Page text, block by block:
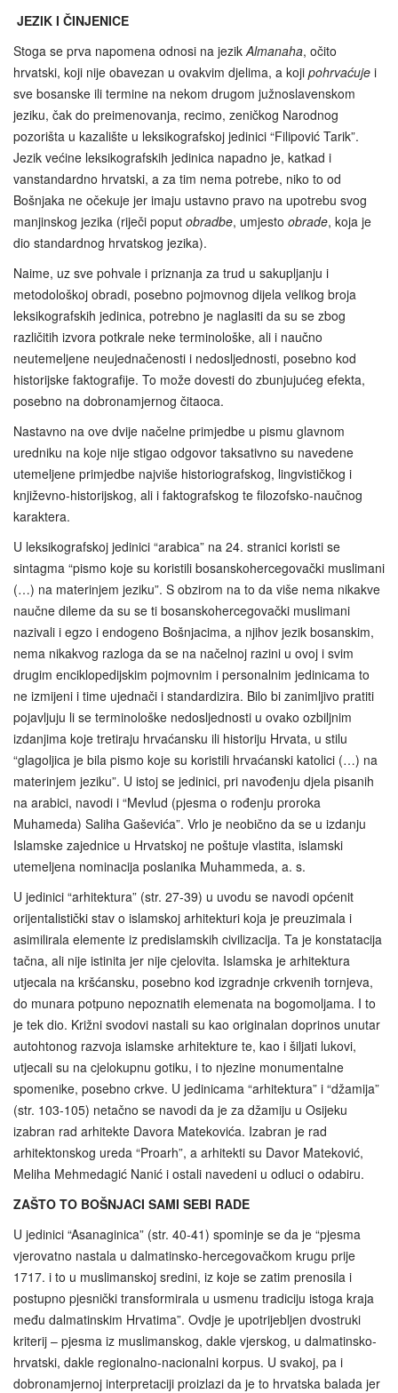
JEZIK I ČINJENICE
Stoga se prva napomena odnosi na jezik Almanaha, očito
hrvatski, koji nije obavezan u ovakvim djelima, a koji pohrvaćuje i
sve bosanske ili termine na nekom drugom južnoslavenskom
jeziku, čak do preimenovanja, recimo, zeničkog Narodnog
pozorišta u kazalište u leksikografskoj jedinici “Filipović Tarik”.
Jezik većine leksikografskih jedinica napadno je, katkad i
vanstandardno hrvatski, a za tim nema potrebe, niko to od
Bošnjaka ne očekuje jer imaju ustavno pravo na upotrebu svog
manjinskog jezika (riječi poput obradbe, umjesto obrade, koja je
dio standardnog hrvatskog jezika).
Naime, uz sve pohvale i priznanja za trud u sakupljanju i
metodološkoj obradi, posebno pojmovnog dijela velikog broja
leksikografskih jedinica, potrebno je naglasiti da su se zbog
različitih izvora potkrale neke terminološke, ali i naučno
neutemeljene neujednačenosti i nedosljednosti, posebno kod
historijske faktografije. To može dovesti do zbunjujućeg efekta,
posebno na dobronamjernog čitaoca.
Nastavno na ove dvije načelne primjedbe u pismu glavnom
uredniku na koje nije stigao odgovor taksativno su navedene
utemeljene primjedbe najviše historiografskog, lingvističkog i
književno-historijskog, ali i faktografskog te filozofsko-naučnog
karaktera.
U leksikografskoj jedinici “arabica” na 24. stranici koristi se
sintagma “pismo koje su koristili bosanskohercegovački muslimani
(…) na materinjem jeziku”. S obzirom na to da više nema nikakve
naučne dileme da su se ti bosanskohercegovački muslimani
nazivali i egzo i endogeno Bošnjacima, a njihov jezik bosanskim,
nema nikakvog razloga da se na načelnoj razini u ovoj i svim
drugim enciklopedijskim pojmovnim i personalnim jedinicama to
ne izmijeni i time ujednači i standardizira. Bilo bi zanimljivo pratiti
pojavljuju li se terminološke nedosljednosti u ovako ozbiljnim
izdanjima koje tretiraju hrvaćansku ili historiju Hrvata, u stilu
“glagoljica je bila pismo koje su koristili hrvaćanski katolici (…) na
materinjem jeziku”. U istoj se jedinici, pri navođenju djela pisanih
na arabici, navodi i “Mevlud (pjesma o rođenju proroka
Muhameda) Saliha Gaševića”. Vrlo je neobično da se u izdanju
Islamske zajednice u Hrvatskoj ne poštuje vlastita, islamski
utemeljena nominacija poslanika Muhammeda, a. s.
U jedinici “arhitektura” (str. 27-39) u uvodu se navodi općenit
orijentalistički stav o islamskoj arhitekturi koja je preuzimala i
asimilirala elemente iz predislamskih civilizacija. Ta je konstatacija
tačna, ali nije istinita jer nije cjelovita. Islamska je arhitektura
utjecala na kršćansku, posebno kod izgradnje crkvenih tornjeva,
do munara potpuno nepoznatih elemenata na bogomoljama. I to
je tek dio. Križni svodovi nastali su kao originalan doprinos unutar
autohtonog razvoja islamske arhitekture te, kao i šiljati lukovi,
utjecali su na cjelokupnu gotiku, i to njezine monumentalne
spomenike, posebno crkve. U jedinicama “arhitektura” i “džamija”
(str. 103-105) netačno se navodi da je za džamiju u Osijeku
izabran rad arhitekte Davora Matekovića. Izabran je rad
arhitektonskog ureda “Proarh”, a arhitekti su Davor Mateković,
Meliha Mehmedagić Nanić i ostali navedeni u odluci o odabiru.
ZAŠTO TO BOŠNJACI SAMI SEBI RADE
U jedinici “Asanaginica” (str. 40-41) spominje se da je “pjesma
vjerovatno nastala u dalmatinsko-hercegovačkom krugu prije
1717. i to u muslimanskoj sredini, iz koje se zatim prenosila i
postupno pjesnički transformirala u usmenu tradiciju istoga kraja
među dalmatinskim Hrvatima”. Ovdje je upotrijebljen dvostruki
kriterij – pjesma iz muslimanskog, dakle vjerskog, u dalmatinsko-
hrvatski, dakle regionalno-nacionalni korpus. U svakoj, pa i
dobronamjernoj interpretaciji proizlazi da je to hrvatska balada jer